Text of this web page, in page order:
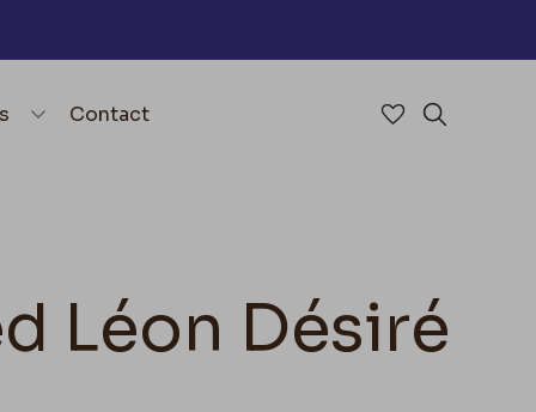
Contact Accéder à
Léon Désiré